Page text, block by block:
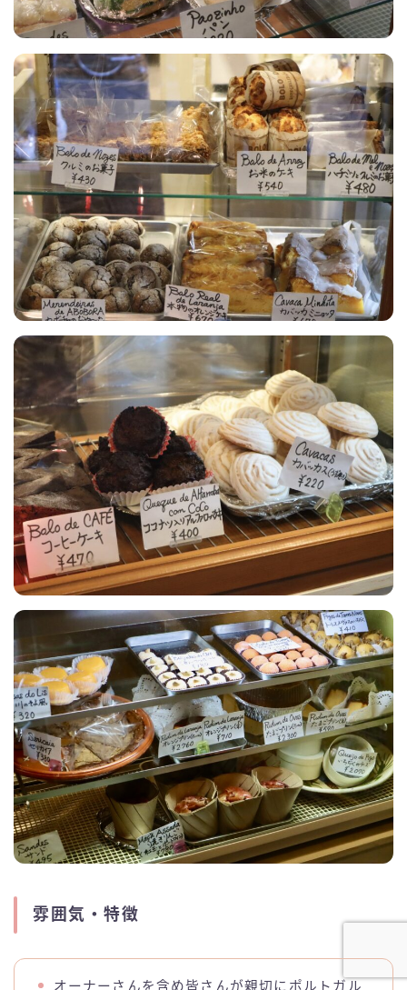
雰囲気・特徴
オーナーさんを含め皆さんが親切にポルトガル